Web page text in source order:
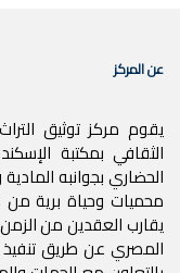
عن المركز
يقوم مركز توثيق
الثقافي بمكتبة
الحضاري بجوانبه
محميات وحياة برية
يقارب العقدين من
المصري عن طريق